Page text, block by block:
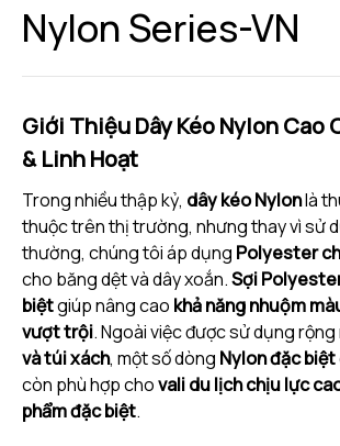
Nylon Series-VN
Giới Thiệu Dây Kéo Nylon Cao
& Linh Hoạt
Trong nhiều thập kỷ, dây kéo Nylonlà
thuộc trên thị trường, nhưng thay vì sử
thường, chúng tôi áp dụng Polyester
cho băng dệt và dây xoắn.Sợi
biệtgiúp nâng cao khả năng nhuộm
vượt trội. Ngoài việc được sử dụng
và túi xách, một số dòng Nylon đặc biệt
còn phù hợp chovali du lịch chịu lực
phẩm đặc biệt.